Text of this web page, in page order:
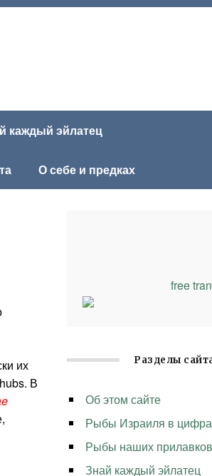
каждый эйлатец
О себе и предках
их
В
free
Разделы
Об этом сайте
Рыбы Израиля в
Рыбы наших прилавков
Знай каждый эйлатец